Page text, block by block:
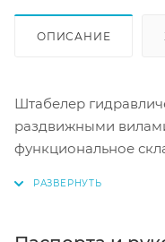
ОПИСАНИЕ
Штабелер
раздвижными
функциональное
нужную высоту.